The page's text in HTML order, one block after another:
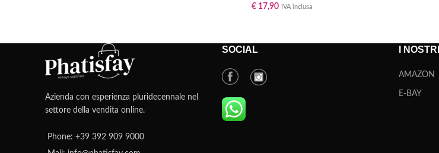
€17,90 IVA inclusa
Azienda con esperienza pluridecennale nel
settore della vendita online.
Phone: +39 392 909 9000
SOCIAL I
AMAZON
E-BAY